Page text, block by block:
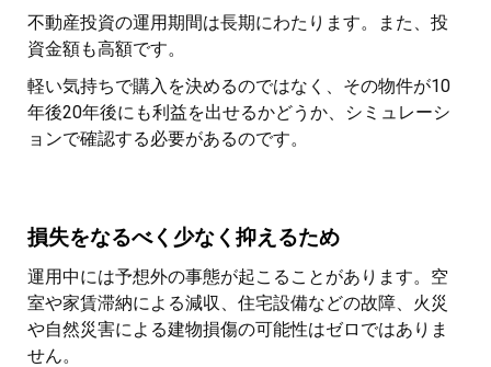
不動産投資の運用期間は長期にわたります。また、投
資金額も高額です。
軽い気持ちで購入を決めるのではなく、その物件が10
年後20年後にも利益を出せるかどうか、シミュレーシ
ョンで確認する必要があるのです。
損失をなるべく少なく抑えるため
運用中には予想外の事態が起こることがあります。空
室や家賃滞納による減収、住宅設備などの故障、火災
や自然災害による建物損傷の可能性はゼロではありま
せん。